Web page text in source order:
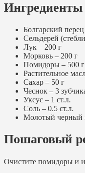
Ингредиенты
Болгарский
Сельдерей
Лук – 200 г
Морковь – 200 г
Помидоры – 500 г
Растительное
Сахар – 50 г
Чеснок – 3
Уксус – 1 ст.л.
Соль – 0.5 ст.л.
Молотый черный
Пошаговый
Очистите помидоры и